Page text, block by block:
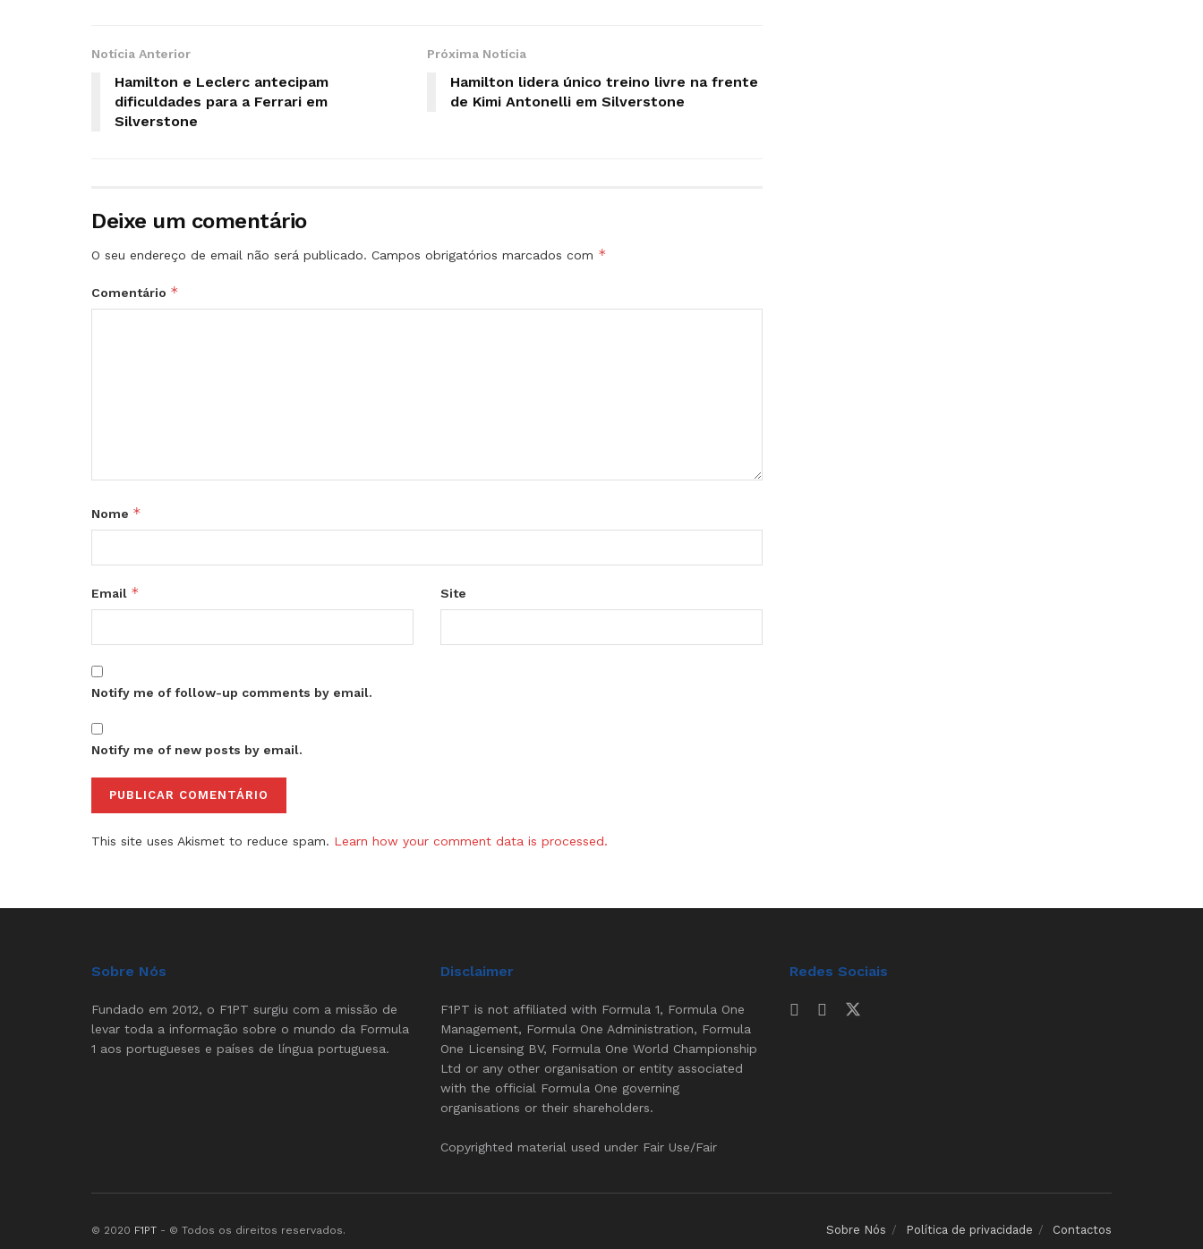
Notícia Anterior
Hamilton e Leclerc antecipam
dificuldades para a Ferrari em
Silverstone
Próxima Notícia
Hamilton lidera único treino livre na frente
de Kimi Antonelli em Silverstone
Deixe um comentário
O seu endereço de email não será publicado. Campos obrigatórios marcados com *
Comentário *
Nome *
Email * Site
Notify me of follow-up comments by email.
Notify me of new posts by email.
This site uses Akismet to reduce spam. Learn how your comment data is processed.
Sobre Nós
Fundado em 2012, o F1PT surgiu com a missão de
levar toda a informação sobre o mundo da Formula
1 aos portugueses e países de língua portuguesa.
Disclaimer
F1PT is not affiliated with Formula 1, Formula One
Management, Formula One Administration, Formula
One Licensing BV, Formula One World Championship
Ltd or any other organisation or entity associated
with the official Formula One governing
organisations or their shareholders.
Copyrighted material used under Fair Use/Fair
Redes Sociais
Sobre Nós Política de privacidade Contactos
© 2020 F1PT - © Todos os direitos reservados.